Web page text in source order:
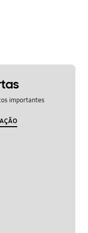
importantes